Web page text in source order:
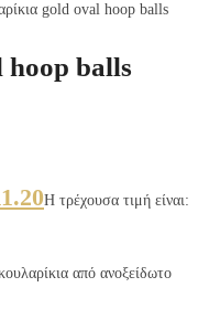
gold oval hoop balls
hoop balls
Η τρέχουσα τιμή είναι:
από ανοξείδωτο